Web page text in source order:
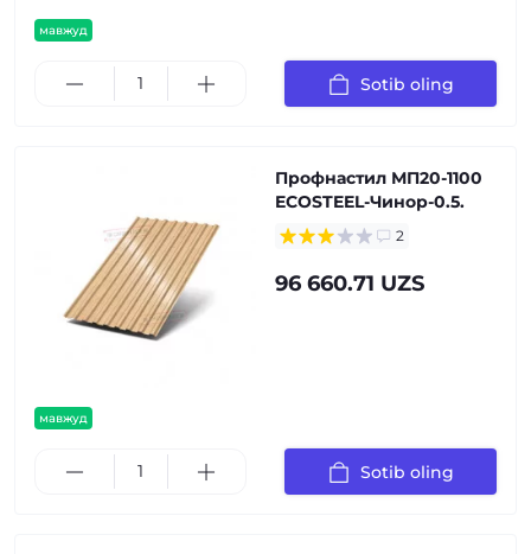
мавжуд
Sotib oling
мавжуд
Профнастил МП20-1100
ECOSTEEL-Чинор-0.5.
2
96 660.71 UZS
Sotib oling